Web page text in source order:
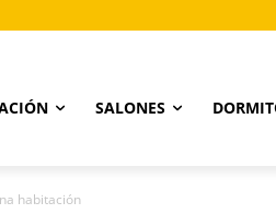
SALONES
habitación